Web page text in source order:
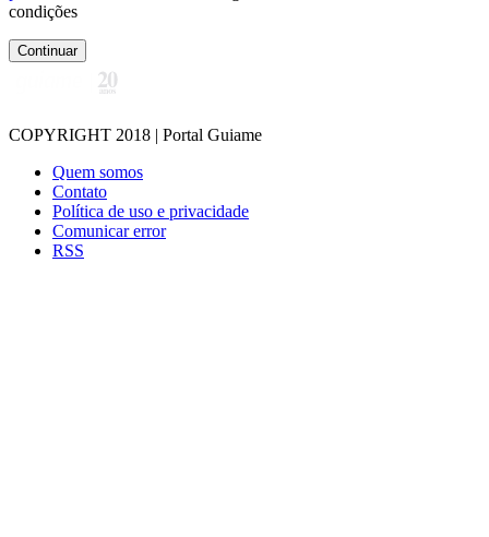
condições
Continuar
COPYRIGHT 2018 | Portal Guiame
Quem somos
Contato
Política de uso e privacidade
Comunicar error
RSS